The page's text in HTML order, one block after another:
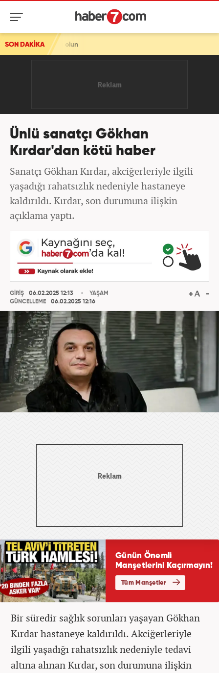
SON DAKİKA
olun
Ünlü sanatçı Gökhan
Kırdar'dan kötü haber
Sanatçı Gökhan Kırdar, akciğerleriyle ilgili
yaşadığı rahatsızlık nedeniyle hastaneye
kaldırıldı. Kırdar, son durumuna ilişkin
açıklama yaptı.
GİRİŞ
06.02.2025 12:13
GÜNCELLEME
06.02.2025 12:16
YAŞAM
Bir süredir sağlık sorunları yaşayan Gökhan
Kırdar hastaneye kaldırıldı. Akciğerleriyle
ilgili yaşadığı rahatsızlık nedeniyle tedavi
altına alınan Kırdar, son durumuna ilişkin